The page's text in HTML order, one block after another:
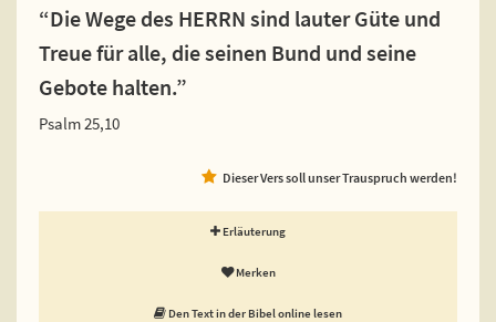
“Die Wege des HERRN sind lauter Güte und
Treue für alle, die seinen Bund und seine
Gebote halten.”
Psalm 25,10
Dieser Vers soll unser Trauspruch werden!
Erläuterung
Merken
Den Text in der Bibel online lesen